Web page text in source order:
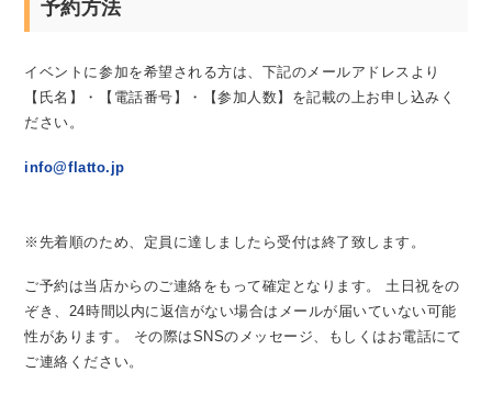
予約方法
イベントに参加を希望される方は、下記のメールアドレスより
【氏名】・【電話番号】・【参加人数】を記載の上お申し込みく
ださい。
info@flatto.jp
※先着順のため、定員に達しましたら受付は終了致します。
ご予約は当店からのご連絡をもって確定となります。
土日祝をの
ぞき、24時間以内に返信がない場合はメールが届いていない可能
性があります。
その際はSNSのメッセージ、もしくはお電話にて
ご連絡ください。